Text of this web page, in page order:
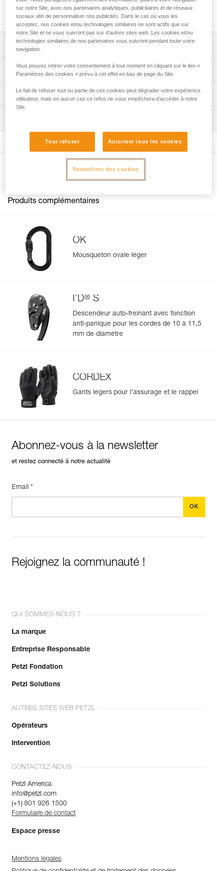
RESCUE M est conçue pour une utilisation intensive, ainsi
que pour la manipulation de charges lourdes.
Descriptif
Conçue pour la manipulation de charges lourdes et pour
une utilisation intensive :
monté sur un roulement à billes étanche,
- manipulations facilitées par les trous de connexion
des flasques.
Spécifications techniques
Compatibilité corde: 6 à 13 mm
Diamètre de réa: 38 mm
Rendement: 95 %
Charge d'utilisation maximale: 8 kN
Charge de rupture: 36 kN
Spécifications référence(s)
Référence : P050BA01
Couleur(s) : noir
Garantie : 3 ans
Conditionnement : 1
Informations techniques
Notice
Déclaration de conformité
Télécharger le pdf UE-Declaration-P050BA0X-RESCUE M
Gérer et inspecter facilement votre EPI
s'afficheront automatiquement.
Importez et exportez facilement vos données EPI
existantes.
Voir l'historique d'un produit à partir de sa date de
En savoir plus
Autres produits
Produits complémentaires
OK
Mousqueton ovale léger
I’D® S
Descendeur auto-freinant avec fonction
anti-panique pour les cordes de 10 à 11,5
mm de diamètre
CORDEX
Gants légers pour l’assurage et le rappel
Abonnez-vous à la newsletter
et restez connecté à notre actualité
Email *
Rejoignez la communauté !
QUI SOMMES-NOUS ?
La marque
Entreprise Responsable
Petzl Fondation
Petzl Solutions
AUTRES SITES WEB PETZL
Opérateurs
Intervention
CONTACTEZ-NOUS
Petzl America
info@petzl.com
(+1) 801 926 1500
Formulaire de contact
Espace presse
Mentions légales
sur notre Site, avec nos partenaires analytiques, publicitaires et de réseaux
sociaux afin de personnaliser nos publicités. Dans le cas où vous les
acceptez, nos cookies et/ou technologies similaires ne sont actifs que sur
notre Site et ne vous suivront pas sur d’autres sites web. Les cookies et/ou
technologies similaires de nos partenaires vous suivront pendant toute votre
navigation.
Vous pouvez retirer votre consentement à tout moment en cliquant sur le lien «
Paramètres des cookies » prévu à cet effet en bas de page du Site.
Le fait de refuser tout ou partie de ces cookies peut dégrader votre expérience
utilisateur, mais en aucun cas ce refus ne vous empêchera d’accéder à notre
Site.
Tout refuser Autoriser tous les cookies
Paramètres des cookies